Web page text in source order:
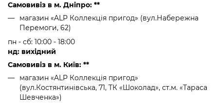
Самовивіз в м. Дніпро: **
магазин «ALP Коллекція пригод» (вул.Набережна
Перемоги, 62)
пн - сб: 10:00 - 18:00
нд: вихідний
Самовивіз в м. Київ: **
магазин «ALP Коллекція пригод»
(вул.Костянтинівська, 71, ТК «Шоколад», ст.м. «Тараса
Шевченка»)